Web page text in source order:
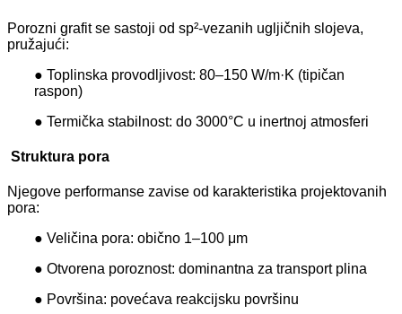
Porozni grafit se sastoji od sp²-vezanih ugljičnih slojeva,
pružajući:
● Toplinska provodljivost: 80–150 W/m·K (tipičan
raspon)
● Termička stabilnost: do 3000°C u inertnoj atmosferi
Struktura pora
Njegove performanse zavise od karakteristika projektovanih
pora:
● Veličina pora: obično 1–100 μm
● Otvorena poroznost: dominantna za transport plina
● Površina: povećava reakcijsku površinu